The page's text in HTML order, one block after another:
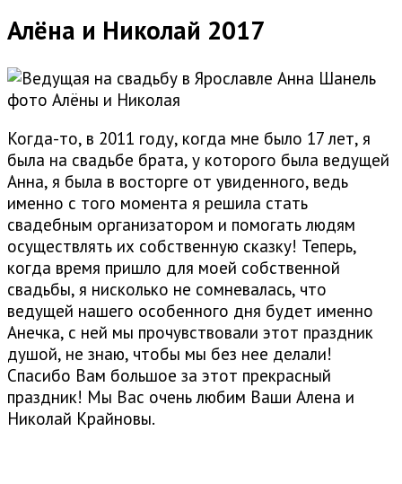
Алёна и Николай 2017
Когда-то, в 2011 году, когда мне было 17 лет, я
была на свадьбе брата, у которого была ведущей
Анна, я была в восторге от увиденного, ведь
именно с того момента я решила стать
свадебным организатором и помогать людям
осуществлять их собственную сказку! Теперь,
когда время пришло для моей собственной
свадьбы, я нисколько не сомневалась, что
ведущей нашего особенного дня будет именно
Анечка, с ней мы прочувствовали этот праздник
душой, не знаю, чтобы мы без нее делали!
Спасибо Вам большое за этот прекрасный
праздник! Мы Вас очень любим Ваши Алена и
Николай Крайновы.